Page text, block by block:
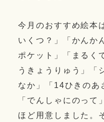
今月のおすすめ絵本
いくつ？」「かんか
ポケット」「まるく
うきょうりゅう」「
なか」「14ひきのあ
「でんしゃにのっ
ほど用意しました。